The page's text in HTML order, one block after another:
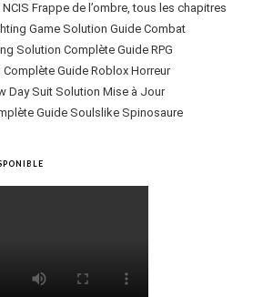
Frappe de l’ombre, tous les chapitres
Game Solution Guide Combat
Solution Complète Guide RPG
Guide Roblox Horreur
Day Suit Solution Mise à Jour
Guide Soulslike Spinosaure